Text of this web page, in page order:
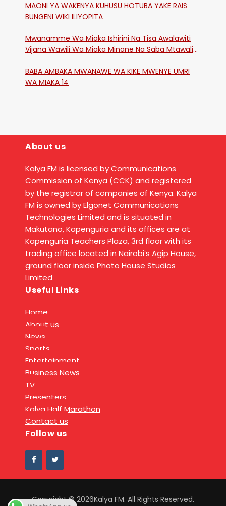
MAONI YA WAKENYA KUHUSU HOTUBA YAKE RAIS
BUNGENI WIKI ILIYOPITA
Mwanamme Wa Miaka Ishirini Na Tisa Awalawiti
Vijana Wawili Wa Miaka Minane Na Saba Mtawalia
BABA AMBAKA MWANAWE WA KIKE MWENYE UMRI
WA MIAKA 14
About us
Kalya FM is licensed by Communications
Commission of Kenya (CCK) and registered
by the registrar of companies of Kenya. Kalya
FM is owned by Elgonet Communications
Technologies Limited and is situated in
Makutano, Kapenguria and its offices are at
Kapenguria Teachers Plaza, 3rd floor with its
trading office located in Nairobi’s Agip House,
ground floor inside Photo House Studios
Limited
Useful Links
Home
About us
News
Sports
Entertainment
Business News
TV
Presenters
Kalya Half Marathon
Contact us
Follow us
Copyright © 2026Kalya FM. All Rights Reserved.